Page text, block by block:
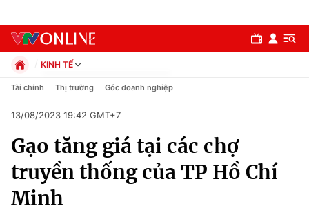
Chuyên mục
Chính trị
Xã hội
KINH TẾ
Chính trị
Pháp luật
Kinh tế
Thể thao
Truyền hình
Văn hóa - Giải trí
Tài chính Thị trường Góc doanh nghiệp
13/08/2023 19:42 GMT+7
Gạo tăng giá tại các chợ
truyền thống của TP Hồ Chí
Minh